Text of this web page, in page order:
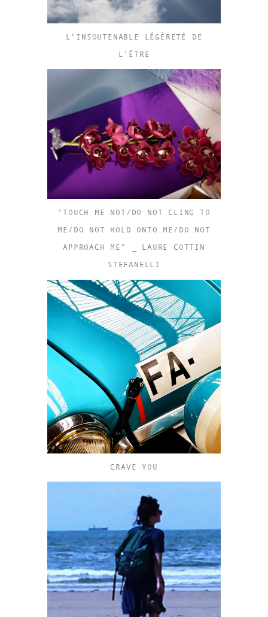
L’INSOUTENABLE LÉGÈRETÉ DE
L’ÊTRE
“TOUCH ME NOT/DO NOT CLING TO
ME/DO NOT HOLD ONTO ME/DO NOT
APPROACH ME” _ LAURE COTTIN
STEFANELLI
CRAVE YOU